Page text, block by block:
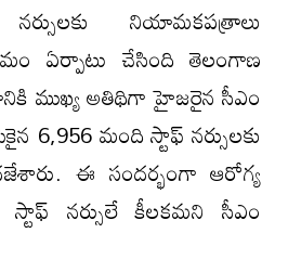
నియామకపత్రాలు
ఏర్పాటు చేసింది తెలంగాణ
ముఖ్య అతిథిగా హైజరైన సీఎం
6,956 మంది స్టాఫ్‌ నర్సులకు
ఈ సందర్భంగా ఆరోగ్య
నర్సులే కీలకమని సీఎం